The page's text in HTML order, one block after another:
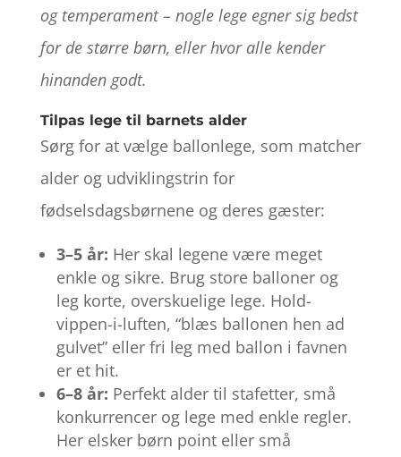
og temperament – nogle lege egner sig bedst
for de større børn, eller hvor alle kender
hinanden godt.
Tilpas lege til barnets alder
Sørg for at vælge ballonlege, som matcher
alder og udviklingstrin for
fødselsdagsbørnene og deres gæster:
3–5 år: Her skal legene være meget
enkle og sikre. Brug store balloner og
leg korte, overskuelige lege. Hold-
vippen-i-luften, “blæs ballonen hen ad
gulvet” eller fri leg med ballon i favnen
er et hit.
6–8 år: Perfekt alder til stafetter, små
konkurrencer og lege med enkle regler.
Her elsker børn point eller små